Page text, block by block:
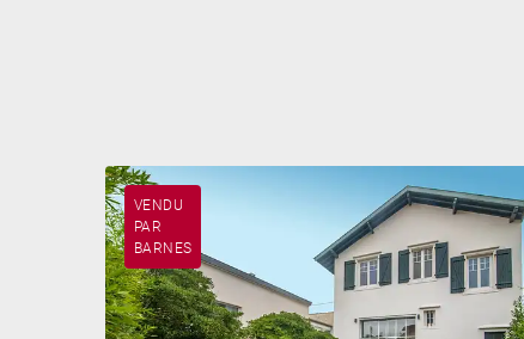
VENDU
PAR
BARNES